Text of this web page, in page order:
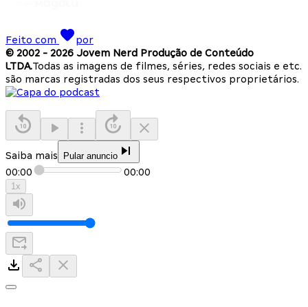
Feito com
por
© 2002 - 2026 Jovem Nerd Produção de Conteúdo
LTDA.Todas as imagens de filmes, séries, redes sociais e etc.
são marcas registradas dos seus respectivos proprietários.
Saiba mais Pular anuncio
00:00 00:00
1x